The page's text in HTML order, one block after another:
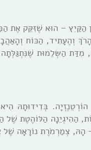
– הוּא שֶׁזִּקֵּק אֶת
וְהֶעָתִיד, הַכּוֹח
מִדַּת הַשְּלֵמוּת
בְּדִידוּתָהּ
הַהִיגְיֵנָה הַלּוֹהֶטֶת
הָהּ, צְמַרְמֹרֶת נוֹרָאָה